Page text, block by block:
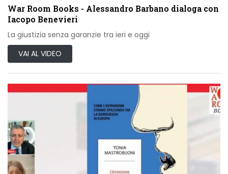
War Room Books - Alessandro Barbano dialoga con
Iacopo Benevieri
La giustizia senza garanzie tra ieri e oggi
VAI AL VIDEO